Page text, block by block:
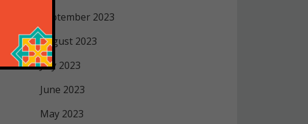
September 2023
August 2023
July 2023
June 2023
May 2023